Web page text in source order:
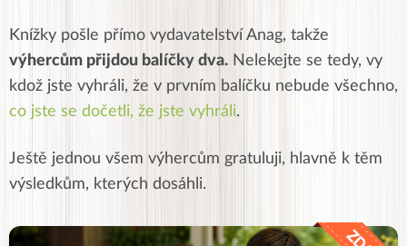
Knížky pošle přímo vydavatelství Anag, takže
výhercům přijdou balíčky dva. Nelekejte se tedy, vy
kdož jste vyhráli, že v prvním balíčku nebude všechno,
co jste se dočetli, že jste vyhráli.
Ještě jednou všem výhercům gratuluji, hlavně k těm
výsledkům, kterých dosáhli.